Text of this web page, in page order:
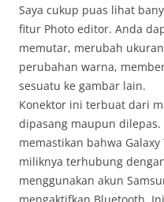
Saya cukup puas lihat
fitur Photo editor. Anda
memutar, merubah
perubahan warna,
sesuatu ke gambar lain.
Konektor ini terbuat dari
dipasang maupun
memastikan bahwa
miliknya terhubung
menggunakan akun